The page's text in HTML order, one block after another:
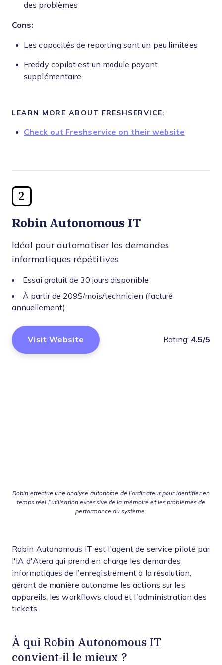
des problèmes
Cons:
Les capacités de reporting sont un peu limitées
Freddy copilot est un module payant
supplémentaire
LEARN MORE ABOUT FRESHSERVICE:
Check out Freshservice on their website
2
Robin Autonomous IT
Idéal pour automatiser les demandes
informatiques répétitives
Essai gratuit de 30 jours disponible
À partir de 209$/mois/technicien (facturé
annuellement)
Visit Website Rating: 4.5/5
Robin effectue une analyse autonome de l’ordinateur pour identifier en
temps réel l’utilisation excessive de la mémoire et les problèmes de
performance du système.
Robin Autonomous IT est l'agent de service piloté par
l'IA d'Atera qui prend en charge les demandes
informatiques de l’enregistrement à la résolution,
gérant de manière autonome les actions sur les
appareils, les workflows cloud et l’administration des
tickets.
À qui Robin Autonomous IT
convient-il le mieux ?